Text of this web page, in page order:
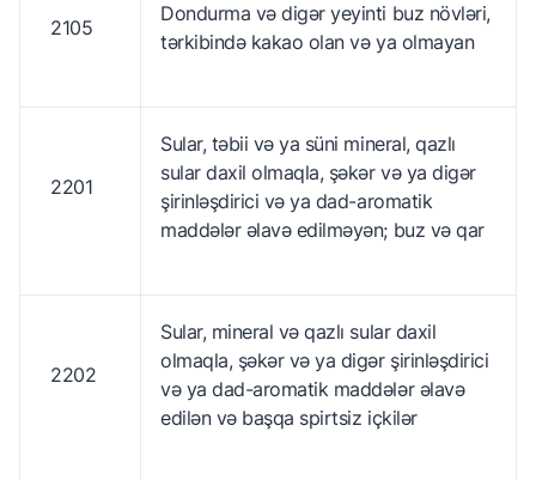
2105
Dondurma və digər yeyinti buz növləri,
tərkibində kakao olan və ya olmayan
2201
Sular, təbii və ya süni mineral, qazlı
sular daxil olmaqla, şəkər və ya digər
şirinləşdirici və ya dad-aromatik
maddələr əlavə edilməyən; buz və qar
2202
Sular, mineral və qazlı sular daxil
olmaqla, şəkər və ya digər şirinləşdirici
və ya dad-aromatik maddələr əlavə
edilən və başqa spirtsiz içkilər